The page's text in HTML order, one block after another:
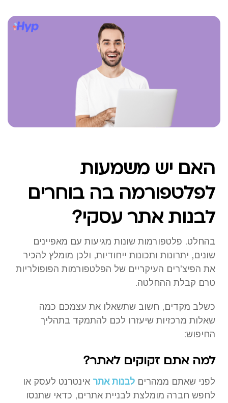
האם יש משמעות
לפלטפורמה בה בוחרים
לבנות אתר עסקי?
בהחלט. פלטפורמות שונות מגיעות עם מאפיינים
שונים, יתרונות ותכונות ייחודיות, ולכן מומלץ להכיר
את הפיצ'רים העיקריים של הפלטפורמות הפופולריות
טרם קבלת ההחלטה.
כשלב מקדים, חשוב שתשאלו את עצמכם כמה
שאלות מרכזיות שיעזרו לכם להתמקד בתהליך
החיפוש:
למה אתם זקוקים לאתר?
לפני שאתם ממהרים לבנות אתר אינטרנט לעסק או
לחפש חברה מומלצת לבניית אתרים, כדאי שתנסו